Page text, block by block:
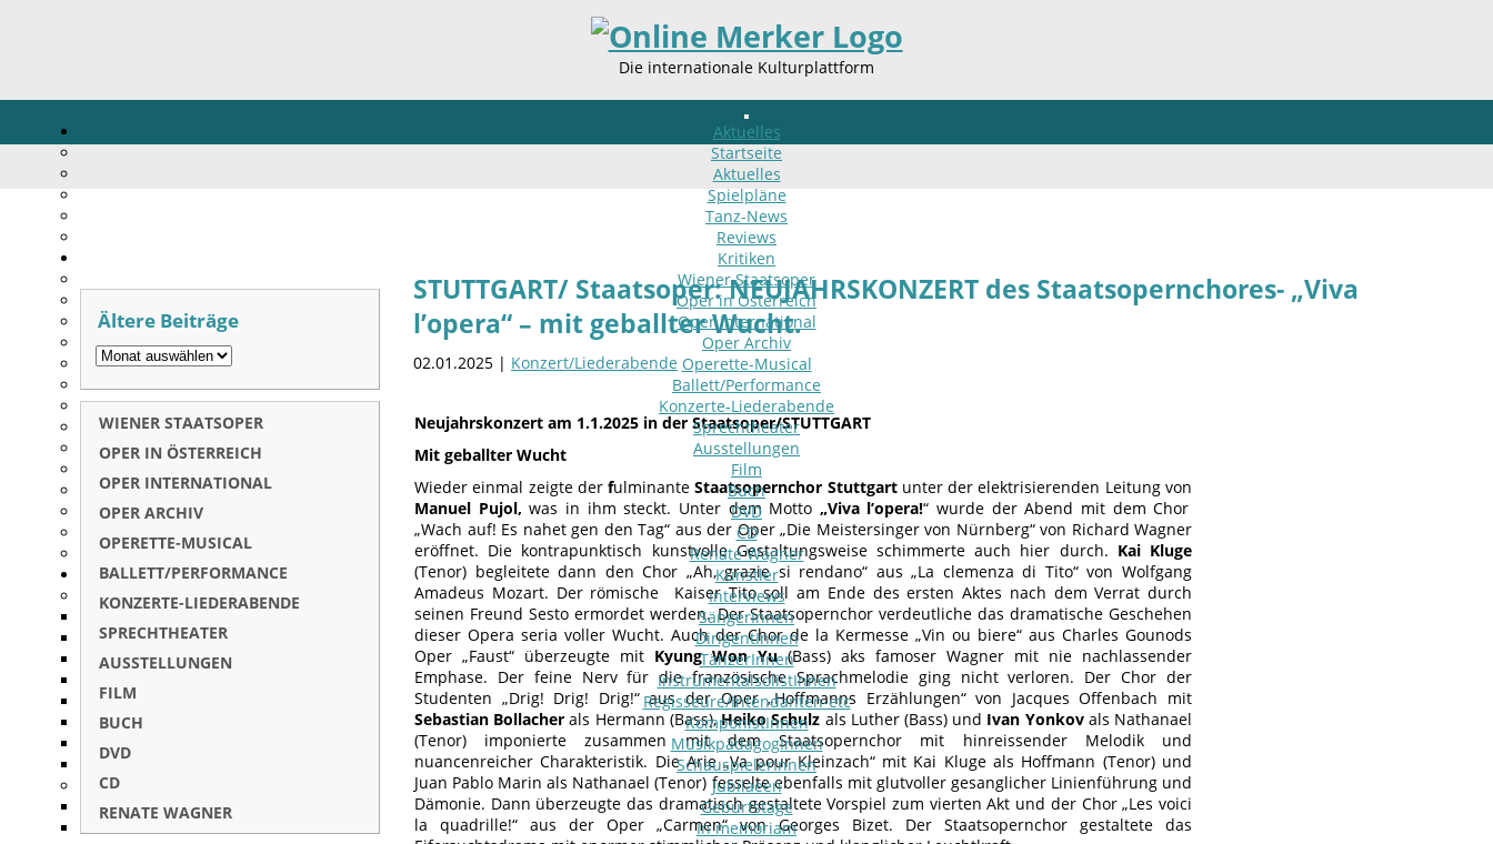
Die internationale Kulturplattform
Aktuelles
Startseite
Aktuelles
Spielpläne
Tanz-News
Reviews
Kritiken
Wiener Staatsoper
Oper in Österreich
Oper international
Oper Archiv
Operette-Musical
Ballett/Performance
Konzerte-Liederabende
Sprechtheater
Ausstellungen
Film
Buch
DVD
CD
Renate Wagner
Künstler
Interviews
SängerInnen
DirigentInnen
TänzerInnen
InstrumentalsolistInnen
Regisseure/Intendanten-etc
KomponistInnen
MusikpädagogInnen
SchauspielerInnen
Jubilaeen
Geburtstage
In memoriam
STUTTGART/ Staatsoper: NEUJAHRSKONZERT des Staatsopernchores- „Viva
l’opera“ – mit geballter Wucht.
02.01.2025 | Konzert/Liederabende
Neujahrskonzert am 1.1.2025 in der Staatsoper/STUTTGART
Mit geballter Wucht
Wieder einmal zeigte derfulminanteStaatsopernchor Stuttgartunter der elektrisierenden Leitung von
Manuel Pujol, was in ihm steckt. Unter dem Motto „Viva l’opera!“ wurde der Abend mit dem Chor
„Wach auf! Es nahet gen den Tag“ aus der Oper „Die Meistersinger von Nürnberg“ von Richard Wagner
eröffnet. Die kontrapunktisch kunstvolle Gestaltungsweise schimmerte auch hier durch. Kai Kluge
(Tenor) begleitete dann den Chor „Ah, grazie si rendano“ aus „La clemenza di Tito“ von Wolfgang
Amadeus Mozart. Der römische Kaiser Tito soll am Ende des ersten Aktes nach dem Verrat durch
seinen Freund Sesto ermordet werden. Der Staatsopernchor verdeutliche das dramatische Geschehen
dieser Opera seria voller Wucht. Auch der Chor de la Kermesse „Vin ou biere“ aus Charles Gounods
Oper „Faust“ überzeugte mit Kyung Won Yu(Bass) aks famoser Wagner mit nie nachlassender
Emphase. Der feine Nerv für die französische Sprachmelodie ging nicht verloren. Der Chor der
Studenten „Drig! Drig! Drig!“ aus der Oper „Hoffmanns Erzählungen“ von Jacques Offenbach mit
Sebastian Bollacher als Hermann (Bass),Heiko Schulz als Luther (Bass) und Ivan Yonkovals Nathanael
(Tenor) imponierte zusammen mit dem Staatsopernchor mit hinreissender Melodik und
nuancenreicher Charakteristik. Die Arie „Va pour Kleinzach“ mit Kai Kluge als Hoffmann (Tenor) und
Juan Pablo Marin als Nathanael (Tenor) fesselte ebenfalls mit glutvoller gesanglicher Linienführung und
Dämonie. Dann überzeugte das dramatisch gestaltete Vorspiel zum vierten Akt und der Chor „Les voici
la quadrille!“ aus der Oper „Carmen“ von Georges Bizet. Der Staatsopernchor gestaltete das
Ältere Beiträge
WIENER STAATSOPER
OPER IN ÖSTERREICH
OPER INTERNATIONAL
OPER ARCHIV
OPERETTE-MUSICAL
BALLETT/PERFORMANCE
KONZERTE-LIEDERABENDE
SPRECHTHEATER
AUSSTELLUNGEN
FILM
BUCH
DVD
CD
RENATE WAGNER